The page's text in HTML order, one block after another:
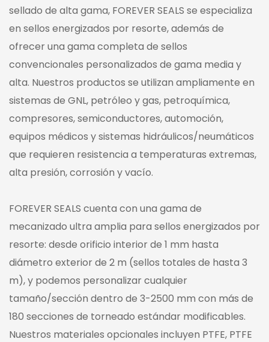
sellado de alta gama, FOREVER SEALS se especializa
en sellos energizados por resorte, además de
ofrecer una gama completa de sellos
convencionales personalizados de gama media y
alta. Nuestros productos se utilizan ampliamente en
sistemas de GNL, petróleo y gas, petroquímica,
compresores, semiconductores, automoción,
equipos médicos y sistemas hidráulicos/neumáticos
que requieren resistencia a temperaturas extremas,
alta presión, corrosión y vacío.
FOREVER SEALS cuenta con una gama de
mecanizado ultra amplia para sellos energizados por
resorte: desde orificio interior de 1 mm hasta
diámetro exterior de 2 m (sellos totales de hasta 3
m), y podemos personalizar cualquier
tamaño/sección dentro de 3-2500 mm con más de
180 secciones de torneado estándar modificables.
Nuestros materiales opcionales incluyen PTFE, PTFE